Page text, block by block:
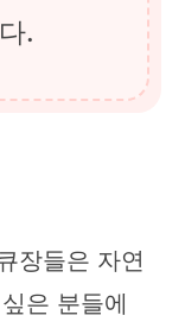
.
장들은 자연
은 분들에